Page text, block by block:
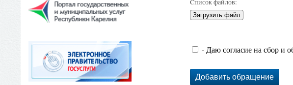
Cписок файлов:
Загрузить файл
- Даю согласие на сбор и
Добавить обращение